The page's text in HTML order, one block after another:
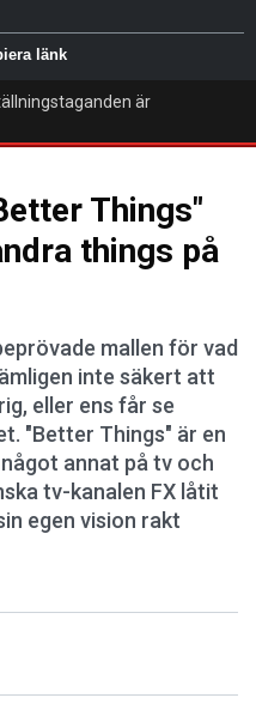
länk
är
Things"
things på
mallen för vad
inte säkert att
eller ens får se
"Better Things" är en
annat på tv och
tv-kanalen FX låtit
egen vision rakt